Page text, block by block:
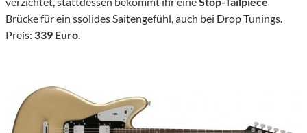
Brücke für ein ssolides Saitengefühl, auch bei Drop Tunings.
Preis: 339 Euro